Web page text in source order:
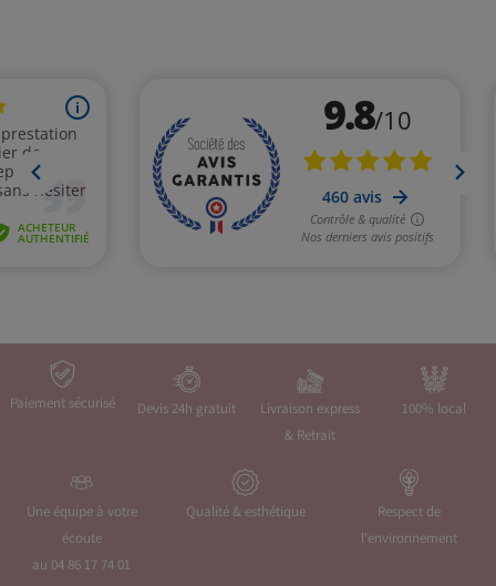
Paiement sécurisé Devis 24h gratuit
Livraison express
& Retrait
100% local
Une équipe à votre
écoute
au 04 86 17 74 01
Qualité & esthétique
Respect de
l'environnement